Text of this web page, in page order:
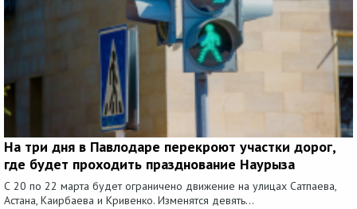
На три дня в Павлодаре перекроют участки дорог,
где будет проходить празднование Наурыза
С 20 по 22 марта будет ограничено движение на улицах Сатпаева,
Астана, Каирбаева и Кривенко. Изменятся девять...